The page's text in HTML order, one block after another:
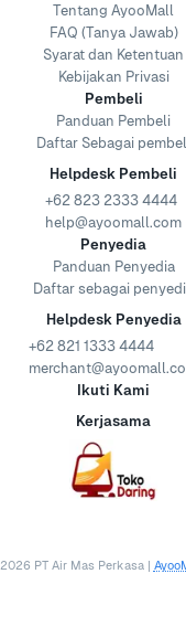
Tentang AyooMall
FAQ (Tanya Jawab)
Syarat dan Ketentuan
Kebijakan Privasi
Pembeli
Panduan Pembeli
Daftar Sebagai
Helpdesk Pembeli
+62 823 2333 4444
help@ayoomall.com
Penyedia
Panduan Penyedia
Daftar sebagai
Helpdesk Penyedia
+62 821 1333 4444
Ikuti Kami
Kerjasama
2026 PT Air Mas Perkasa |